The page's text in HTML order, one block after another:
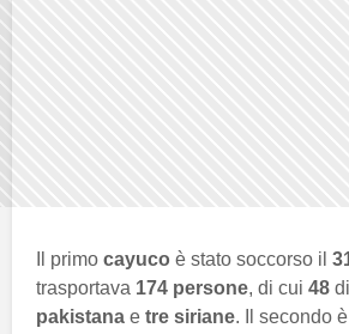
Il primo cayuco è stato soccorso il
trasportava 174 persone, di cui 48
pakistana e tre siriane. Il secondo